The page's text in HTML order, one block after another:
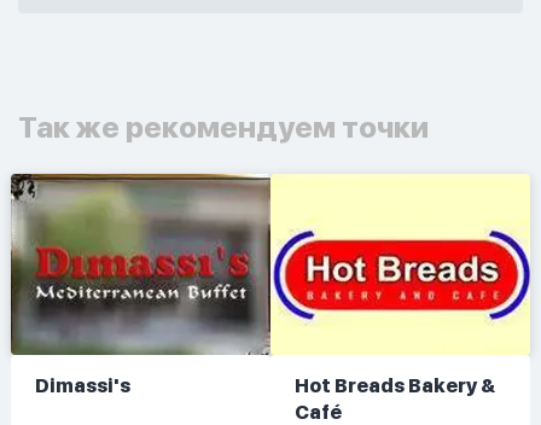
Так же рекомендуем точки
Dimassi's
Hot Breads Bakery &
Café